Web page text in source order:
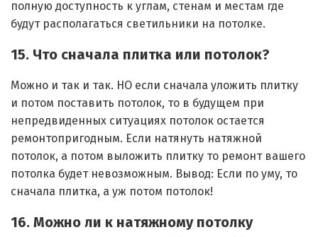
полную доступность к углам, стенам и местам где
будут располагаться светильники на потолке.
15. Что сначала плитка или потолок?
Можно и так и так. НО если сначала уложить плитку
и потом поставить потолок, то в будущем при
непредвиденных ситуациях потолок остается
ремонтопригодным. Если натянуть натяжной
потолок, а потом выложить плитку то ремонт вашего
потолка будет невозможным. Вывод: Если по уму, то
сначала плитка, а уж потом потолок!
16. Можно ли к натяжному потолку